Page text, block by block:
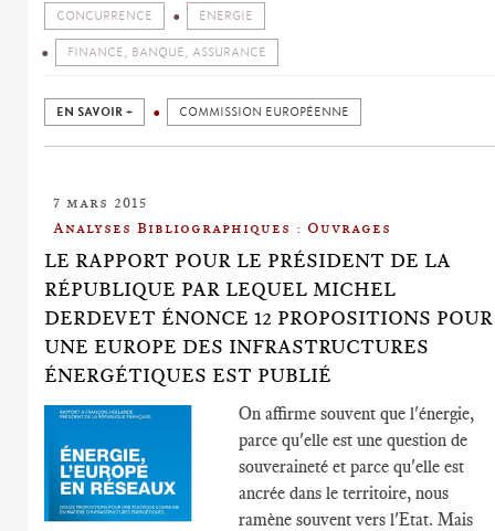
CONCURRENCE ÉNERGIE
FINANCE, BANQUE, ASSURANCE
EN SAVOIR + COMMISSION EUROPÉENNE
7 mars 2015
Analyses Bibliographiques : Ouvrages
LE RAPPORT POUR LE PRÉSIDENT DE LA
RÉPUBLIQUE PAR LEQUEL MICHEL
DERDEVET ÉNONCE 12 PROPOSITIONS POUR
UNE EUROPE DES INFRASTRUCTURES
ÉNERGÉTIQUES EST PUBLIÉ
On affirme souvent que l'énergie,
parce qu'elle est une question de
souveraineté et parce qu'elle est
ancrée dans le territoire, nous
ramène souvent vers l'Etat. Mais